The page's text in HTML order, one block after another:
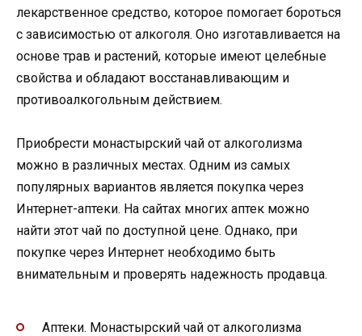
лекарственное средство, которое помогает бороться
с зависимостью от алкоголя. Оно изготавливается на
основе трав и растений, которые имеют целебные
свойства и обладают восстанавливающим и
противоалкогольным действием.
Приобрести монастырский чай от алкоголизма
можно в различных местах. Одним из самых
популярных вариантов является покупка через
Интернет-аптеки. На сайтах многих аптек можно
найти этот чай по доступной цене. Однако, при
покупке через Интернет необходимо быть
внимательным и проверять надежность продавца.
Аптеки. Монастырский чай от алкоголизма